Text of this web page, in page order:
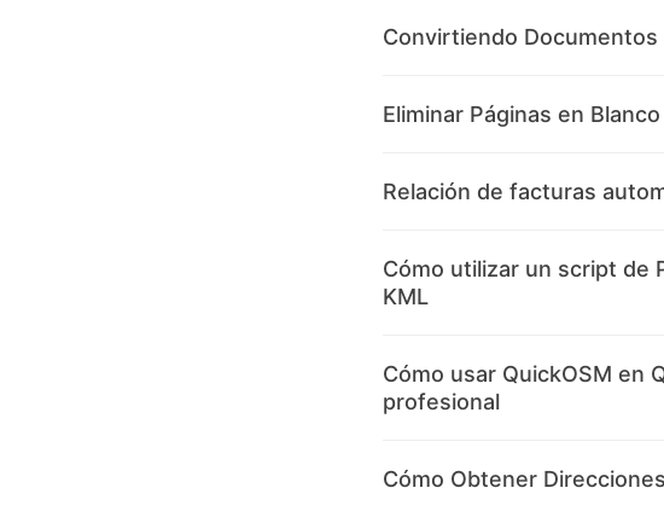
Convirtiendo
Eliminar Páginas en
Relación de facturas
Cómo utilizar un script de
KML
Cómo usar QuickOSM en
profesional
Cómo Obtener